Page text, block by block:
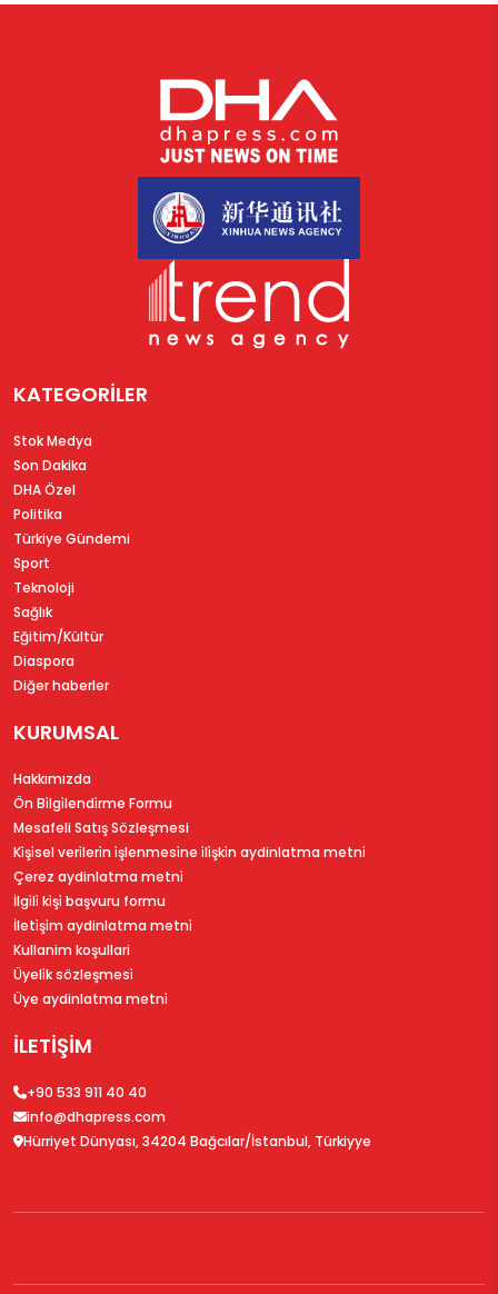
KATEGORİLER
Stok Medya
Son Dakika
DHA Özel
Politika
Türkiye Gündemi
Sport
Teknoloji
Sağlık
Eğitim/Kültür
Diaspora
Diğer haberler
KURUMSAL
Hakkımızda
Ön Bi̇lgi̇lendi̇rme Formu
Mesafeli Satış Sözleşmesi
Ki̇şi̇sel veri̇leri̇n i̇şlenmesi̇ne i̇li̇şki̇n aydinlatma metni̇
Çerez aydinlatma metni̇
İlgi̇li̇ ki̇şi̇ başvuru formu
İleti̇şi̇m aydinlatma metni̇
Kullanim koşullari
Üyeli̇k sözleşmesi̇
Üye aydinlatma metni̇
İLETİŞİM
+90 533 911 40 40
info@dhapress.com
Hürriyet Dünyası, 34204 Bağcılar/İstanbul, Türkiyye